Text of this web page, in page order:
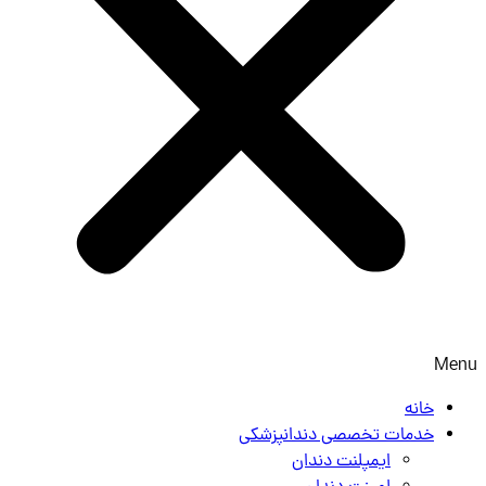
Menu
خانه
خدمات تخصصی دندانپزشکی
ایمپلنت دندان